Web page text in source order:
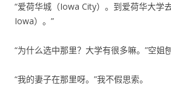
“爱荷华城（Iowa City）。到爱荷华大学
Iowa）。”
“为什么选中那里？大学有很多嘛。”空姐
“我的妻子在那里呀。”我不假思索。